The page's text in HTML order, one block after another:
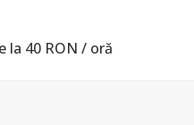
la 40 RON / oră